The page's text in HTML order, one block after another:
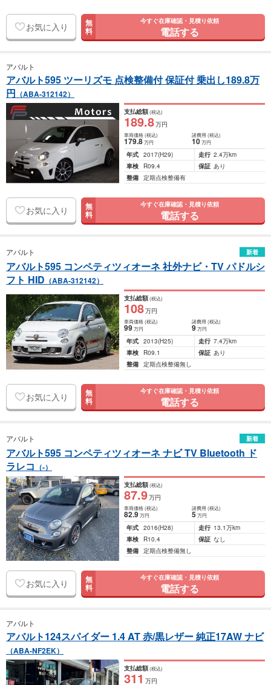
お気に入り 無
料
今すぐ在庫確認・見積り依頼
電話する
アバルト
アバルト595 ツーリズモ 点検整備付 保証付 乗出し189.8万
円 （ABA-312142）
支払総額(税込)
189.8万円
車両価格(税込)
179.8万円
諸費用 (税込)
10 万円
年式 2017(H29) 走行 2.4万km
車検
R09.4 保証 あり
整備 定期点検整備有
お気に入り 無
料
今すぐ在庫確認・見積り依頼
電話する
アバルト 新着
アバルト595 コンペティツィオーネ 社外ナビ・TV パドルシ
フト HID （ABA-312142）
支払総額(税込)
108万円
車両価格(税込)
99万円
諸費用 (税込)
9 万円
年式 2013(H25) 走行 7.4万km
車検
R09.1 保証 あり
整備 定期点検整備無し
お気に入り 無
料
今すぐ在庫確認・見積り依頼
電話する
アバルト 新着
アバルト595 コンペティツィオーネ ナビ TV Bluetooth ド
ラレコ （-）
支払総額(税込)
87.9万円
車両価格(税込)
82.9万円
諸費用 (税込)
5 万円
年式 2016(H28) 走行 13.1万km
車検
R10.4 保証 なし
整備 定期点検整備無し
お気に入り 無
料
今すぐ在庫確認・見積り依頼
電話する
アバルト
アバルト124スパイダー 1.4 AT 赤/黒レザー 純正17AW ナビ
（ABA-NF2EK）
支払総額(税込)
311 万円